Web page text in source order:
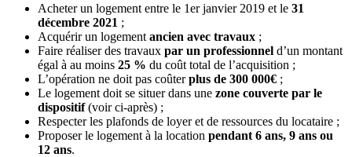
Acheter un logement entre le 1er janvier 2019 et le 31
décembre 2021 ;
Acquérir un logement ancien avec travaux ;
Faire réaliser des travaux par un professionnel d’un montant
égal à au moins 25 % du coût total de l’acquisition ;
L’opération ne doit pas coûterplus de 300 000€ ;
Le logement doit se situer dans une zone couverte par le
dispositif(voir ci-après) ;
Respecter les plafonds de loyer et de ressources du locataire ;
Proposer le logement à la location pendant 6 ans, 9 ans ou
12 ans.